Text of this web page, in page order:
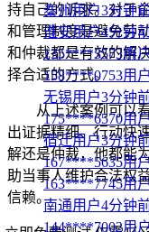
持自己的诉求。对于
和管理制度是避免劳
和仲裁都是有效的解
择合适的方式。
从上述案例可以
出证据精细、行动快
解还是仲裁，他都能
助当事人维护合法权
信赖。
泰州用户3分钟
淮安用户4分钟
135****3573用
158****0753用
无锡用户3分钟
175****6570用
宿迁用户3分钟
167****5635用
163****7745用
南通用户4分钟
144****7002用